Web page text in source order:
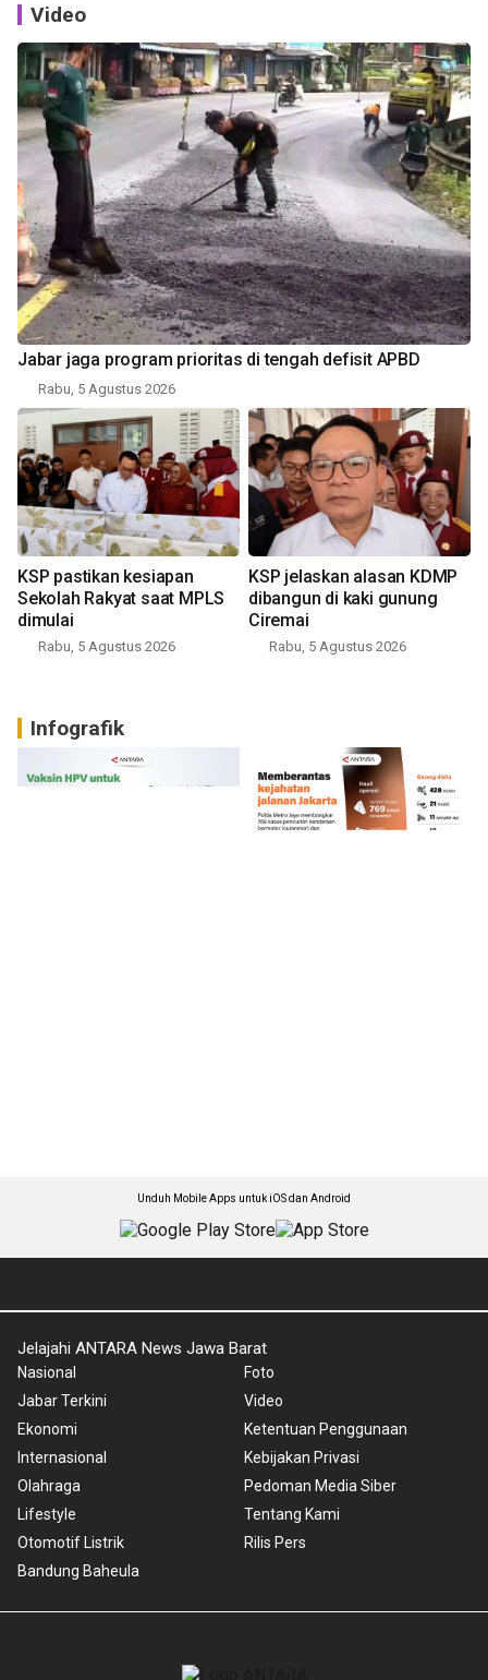
Video
Jabar jaga program prioritas di tengah defisit APBD
Rabu, 5 Agustus 2026
KSP pastikan kesiapan
Sekolah Rakyat saat MPLS
dimulai
Rabu, 5 Agustus 2026
KSP jelaskan alasan KDMP
dibangun di kaki gunung
Ciremai
Rabu, 5 Agustus 2026
Infografik
Unduh Mobile Apps untuk iOS dan Android
Jelajahi ANTARA News Jawa Barat
Nasional
Jabar Terkini
Ekonomi
Internasional
Olahraga
Lifestyle
Otomotif Listrik
Bandung Baheula
Foto
Video
Ketentuan Penggunaan
Kebijakan Privasi
Pedoman Media Siber
Tentang Kami
Rilis Pers